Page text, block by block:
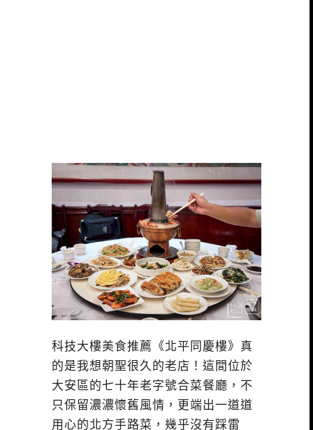
科技大樓美食推薦《北平同慶樓》真
的是我想朝聖很久的老店！這間位於
大安區的七十年老字號合菜餐廳，不
只保留濃濃懷舊風情，更端出一道道
用心的北方手路菜，幾乎沒有踩雷